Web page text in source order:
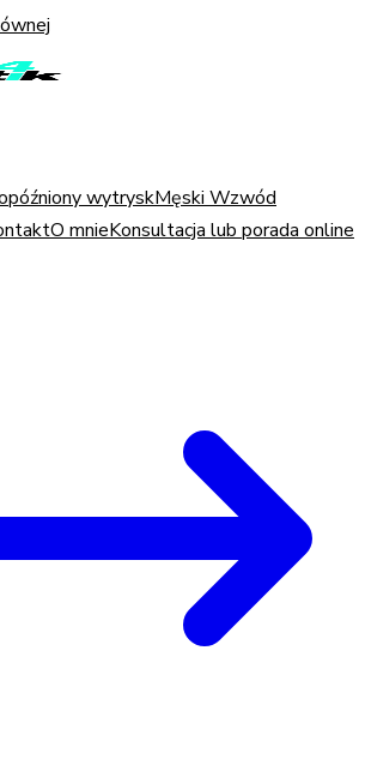
wytryskMęski Wzwód
O mnieKonsultacja lub porada online